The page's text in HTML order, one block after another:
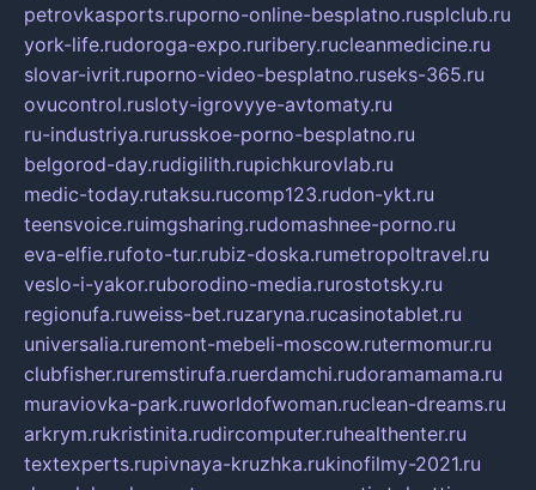
petrovkasports.ruporno-online-besplatno.rusplclub.ru
york-life.rudoroga-expo.ruribery.rucleanmedicine.ru
slovar-ivrit.ruporno-video-besplatno.ruseks-365.ru
ovucontrol.rusloty-igrovyye-avtomaty.ru
ru-industriya.rurusskoe-porno-besplatno.ru
belgorod-day.rudigilith.rupichkurovlab.ru
medic-today.rutaksu.rucomp123.rudon-ykt.ru
teensvoice.ruimgsharing.rudomashnee-porno.ru
eva-elfie.rufoto-tur.rubiz-doska.rumetropoltravel.ru
veslo-i-yakor.ruborodino-media.rurostotsky.ru
regionufa.ruweiss-bet.ruzaryna.rucasinotablet.ru
universalia.ruremont-mebeli-moscow.rutermomur.ru
clubfisher.ruremstirufa.ruerdamchi.rudoramamama.ru
muraviovka-park.ruworldofwoman.ruclean-dreams.ru
arkrym.rukristinita.rudircomputer.ruhealthenter.ru
textexperts.rupivnaya-kruzhka.rukinofilmy-2021.ru